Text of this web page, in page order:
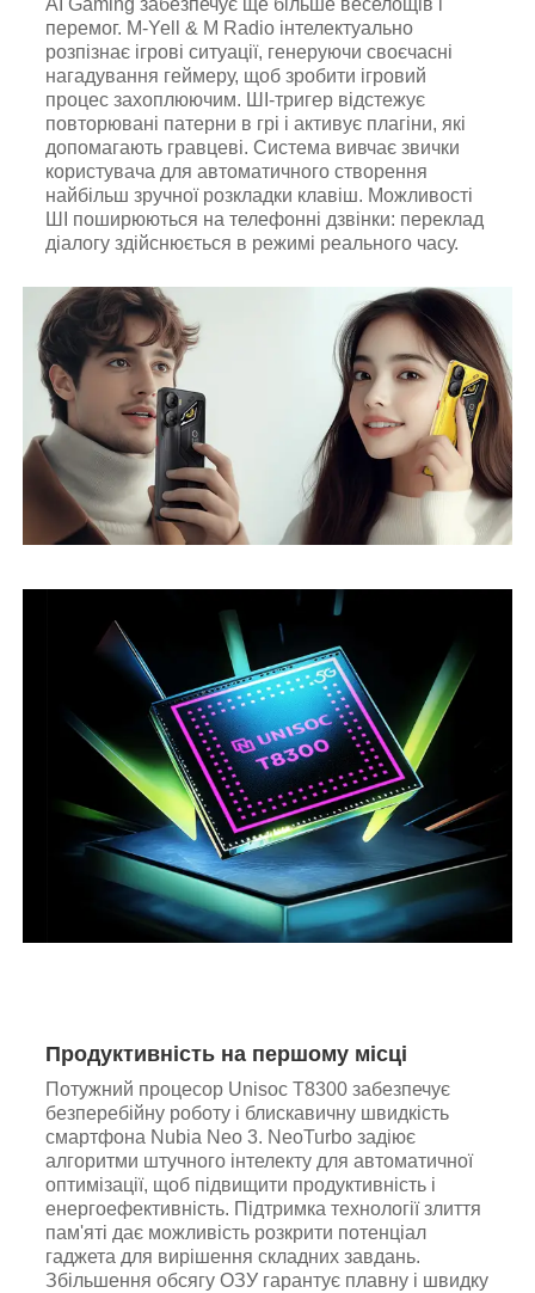
перемог. M-Yell & M Radio інтелектуально
розпізнає ігрові ситуації, генеруючи своєчасні
нагадування геймеру, щоб зробити ігровий
процес захоплюючим. ШІ-тригер відстежує
повторювані патерни в грі і активує плагіни, які
допомагають гравцеві. Система вивчає звички
користувача для автоматичного створення
найбільш зручної розкладки клавіш. Можливості
ШІ поширюються на телефонні дзвінки: переклад
діалогу здійснюється в режимі реального часу.
Продуктивність на першому місці
Потужний процесор Unisoc T8300 забезпечує
безперебійну роботу і блискавичну швидкість
смартфона Nubia Neo 3. NeoTurbo задіює
алгоритми штучного інтелекту для автоматичної
оптимізації, щоб підвищити продуктивність і
енергоефективність. Підтримка технології злиття
пам'яті дає можливість розкрити потенціал
гаджета для вирішення складних завдань.
Збільшення обсягу ОЗУ гарантує плавну і швидку